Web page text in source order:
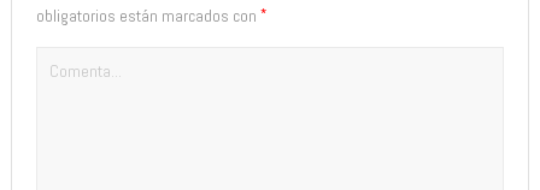
obligatorios están marcados con *